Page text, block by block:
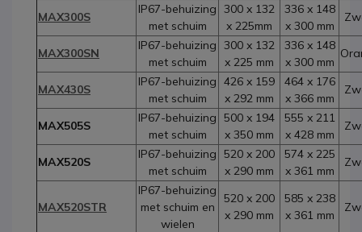
MAX300S
IP67-behuizing
met schuim
300 x 132
x 225mm
336 x 148
x 300 mm
MAX300SN
IP67-behuizing
met schuim
300 x 132
x 225 mm
336 x 148
x 300 mm
MAX430S
IP67-behuizing
met schuim
426 x 159
x 292 mm
464 x 176
x 366 mm
MAX505S
IP67-behuizing
met schuim
500 x 194
x 350 mm
555 x 211
x 428 mm
MAX520S
IP67-behuizing
met schuim
520 x 200
x 290 mm
574 x 225
x 361 mm
MAX520STR
IP67-behuizing
met schuim en
wielen
520 x 200
x 290 mm
585 x 238
x 361 mm